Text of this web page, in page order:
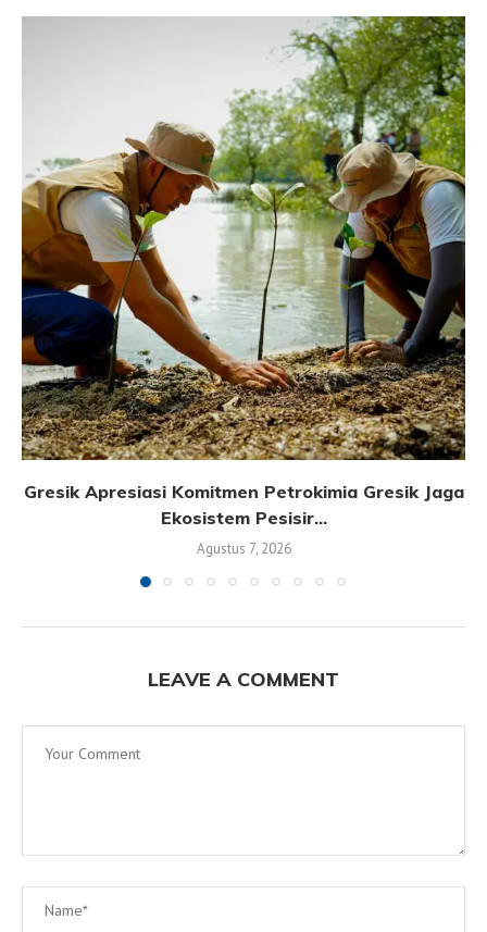
Gresik Apresiasi Komitmen Petrokimia Gresik Jaga
Ekosistem Pesisir...
Agustus 7, 2026
LEAVE A COMMENT